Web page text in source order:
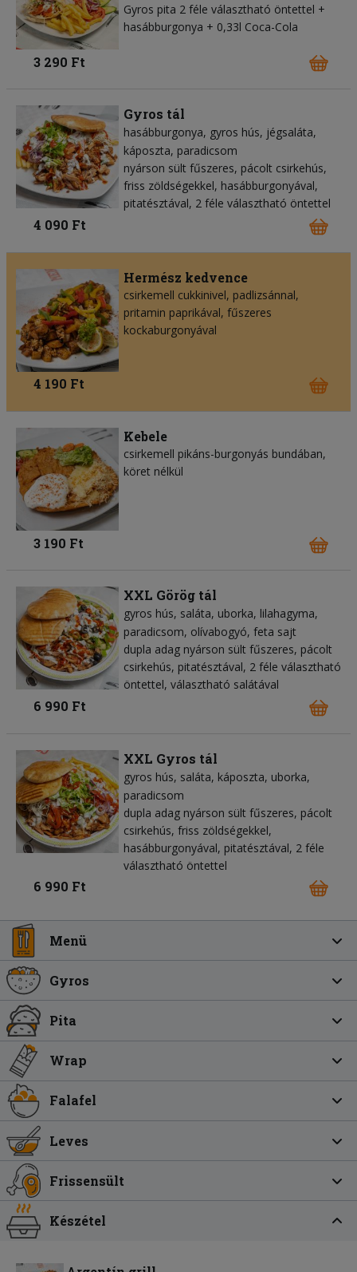
Gyros pita 2 féle választható öntettel +
hasábburgonya + 0,33l Coca-Cola
3 290 Ft
Gyros tál
hasábburgonya gyros hús jégsaláta
káposzta paradicsom
nyárson sült fűszeres, pácolt csirkehús,
friss zöldségekkel, hasábburgonyával,
pitatésztával, 2 féle választható öntettel
4 090 Ft
Hermész kedvence
csirkemell cukkinivel, padlizsánnal,
pritamin paprikával, fűszeres
kockaburgonyával
4 190 Ft
Kebele
csirkemell pikáns-burgonyás bundában,
köret nélkül
3 190 Ft
XXL Görög tál
gyros hús saláta uborka lilahagyma
paradicsom olívabogyó feta sajt
dupla adag nyárson sült fűszeres, pácolt
csirkehús, pitatésztával, 2 féle választható
öntettel, választható salátával
6 990 Ft
XXL Gyros tál
gyros hús saláta káposzta uborka
paradicsom
dupla adag nyárson sült fűszeres, pácolt
csirkehús, friss zöldségekkel,
hasábburgonyával, pitatésztával, 2 féle
választható öntettel
6 990 Ft
Menü
Gyros
Pita
Wrap
Falafel
Leves
Frissensült
Készétel